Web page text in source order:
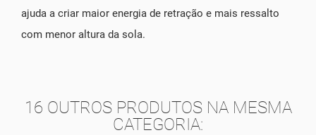
ajuda a criar maior energia de retração e mais ressalto
com menor altura da sola.
16 OUTROS PRODUTOS NA MESMA
CATEGORIA: